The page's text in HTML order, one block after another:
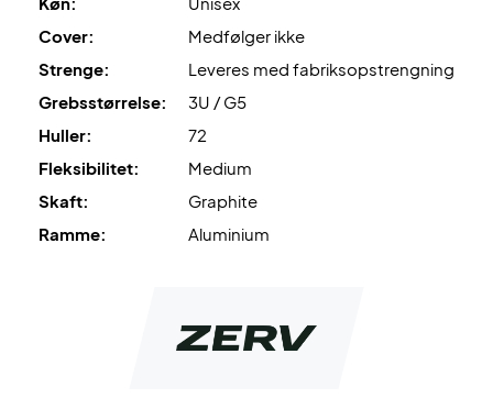
Leveres uden cover.
Cover:
Medfølger ikke
Strenge:
Leveres med fabriksopstrengning
Grebsstørrelse:
3U / G5
Huller:
72
Fleksibilitet:
Medium
Skaft:
Graphite
Ramme:
Aluminium